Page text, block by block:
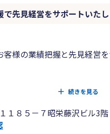
で先見経営をサポートいたし
様の業績把握と先見経営
事務所へ訪問し税務監査を実
次決算を実施し監査終了後
続きを見る
１８５－７昭栄藤沢ビル3階